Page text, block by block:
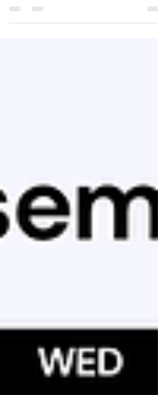
対策に、おうちでできる“ゆるめピラティ
ス”YouTubeも紹介。